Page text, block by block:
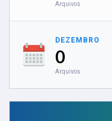
Arquivos
DEZEMBRO
0
Arquivos